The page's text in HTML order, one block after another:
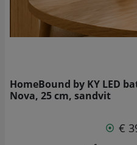
HomeBound by KY LED
Nova, 25 cm, sandvit
€